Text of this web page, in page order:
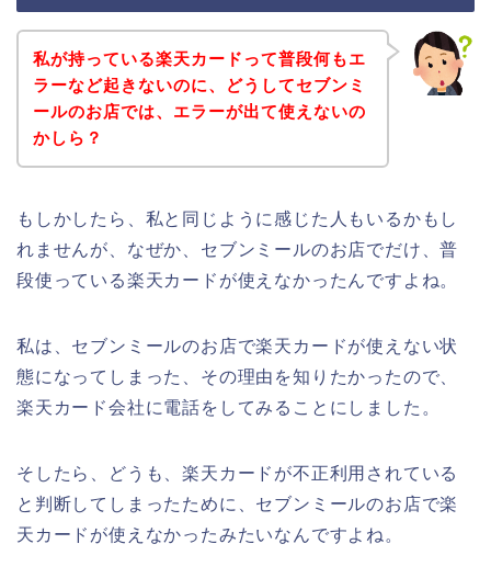
私が持っている楽天カードって普段何もエ
ラーなど起きないのに、どうしてセブンミ
ールのお店では、エラーが出て使えないの
かしら？
もしかしたら、私と同じように感じた人もいるかもし
れませんが、なぜか、セブンミールのお店でだけ、普
段使っている楽天カードが使えなかったんですよね。
私は、セブンミールのお店で楽天カードが使えない状
態になってしまった、その理由を知りたかったので、
楽天カード会社に電話をしてみることにしました。
そしたら、どうも、楽天カードが不正利用されている
と判断してしまったために、セブンミールのお店で楽
天カードが使えなかったみたいなんですよね。